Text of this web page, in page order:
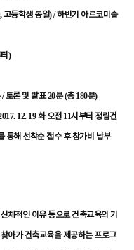
, 고등학생 동일) /하반기 아르코미술
)
/토론 및 발표20분(총180분)
12. 19화 오전11시부터 정림건
통해 선착순접수 후 참가비 납부
신체적인 이유 등으로건축교육의 기
찾아가 건축교육을 제공하는 프로그